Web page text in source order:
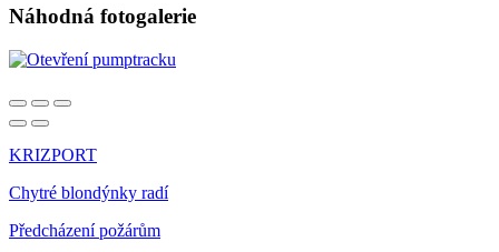
Náhodná fotogalerie
KRIZPORT
Chytré blondýnky radí
Předcházení požárům